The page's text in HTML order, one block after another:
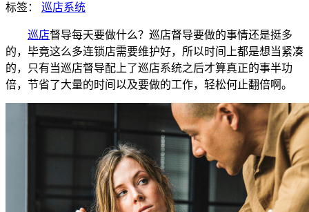
标签：
巡店系统
巡店督导每天要做什么？巡店督导要做的事情还是挺多
的，毕竟这么多连锁店需要维护好，所以时间上都是想当紧凑
的，只有当巡店督导配上了巡店系统之后才算真正的事半功
倍，节省了大量的时间以及要做的工作，轻松何止翻倍啊。